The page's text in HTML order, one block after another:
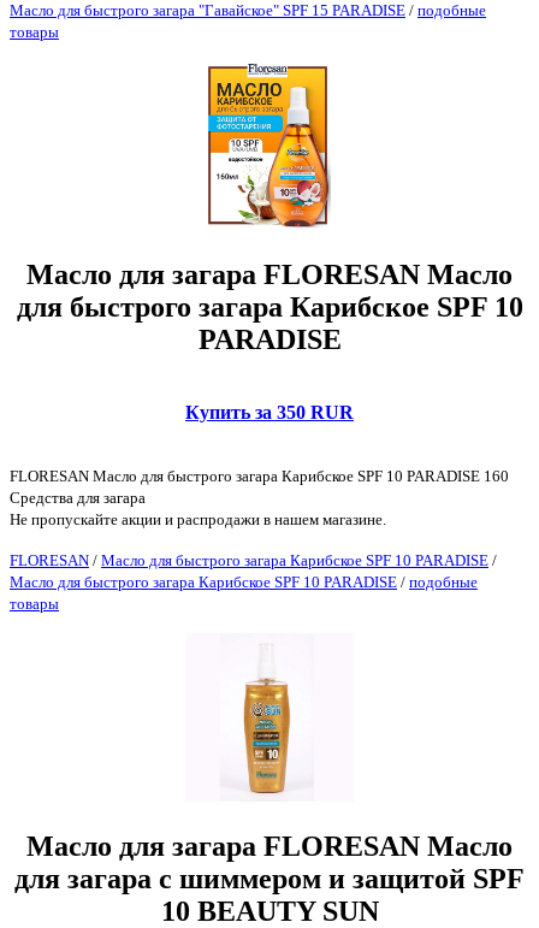
Масло для быстрого загара "Гавайское" SPF 15 PARADISE / подобные
товары
Масло для загара FLORESAN Масло
для быстрого загара Карибское SPF 10
PARADISE
Купить за 350 RUR
FLORESAN Масло для быстрого загара Карибское SPF 10 PARADISE 160
Средства для загара
Не пропускайте акции и распродажи в нашем магазине.
FLORESAN / Масло для быстрого загара Карибское SPF 10 PARADISE /
Масло для быстрого загара Карибское SPF 10 PARADISE / подобные
товары
Масло для загара FLORESAN Масло
для загара с шиммером и защитой SPF
10 BEAUTY SUN